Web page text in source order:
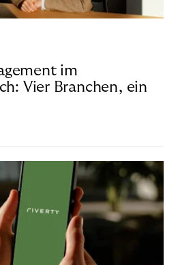
im
Vier Branchen, ein